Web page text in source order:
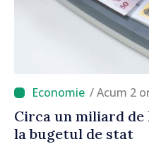
/ Acum 2
Circa un miliard
la bugetul de stat